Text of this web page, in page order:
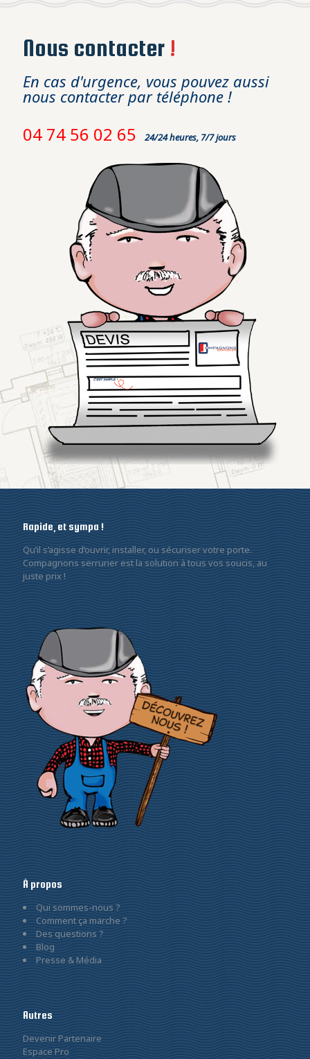
Nous contacter !
En cas d'urgence, vous pouvez aussi
nous contacter par téléphone !
04 74 56 02 65 24/24 heures, 7/7 jours
Rapide, et sympa !
Qu’il s’agisse d’ouvrir, installer, ou sécuriser votre porte.
Compagnons serrurier est la solution à tous vos soucis, au
juste prix !
À propos
Qui sommes-nous ?
Comment ça marche ?
Des questions ?
Blog
Presse & Média
Autres
Devenir Partenaire
Espace Pro